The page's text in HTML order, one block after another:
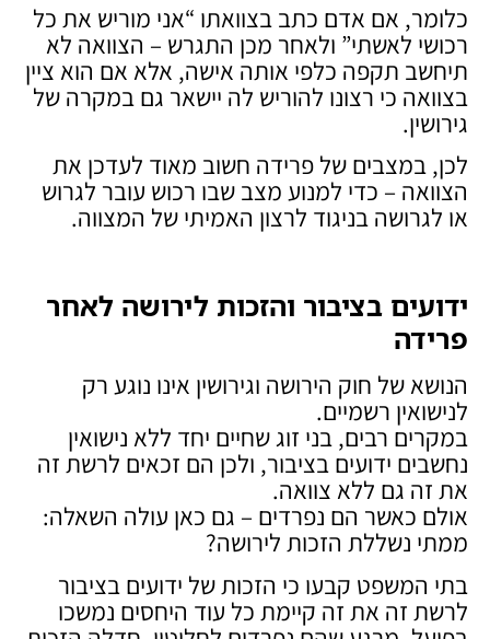
כלומר, אם אדם כתב בצוואתו “אני מוריש את כל
רכושי לאשתי” ולאחר מכן התגרש – הצוואה לא
תיחשב תקפה כלפי אותה אישה, אלא אם הוא ציין
בצוואה כי רצונו להוריש לה יישאר גם במקרה של
גירושין.
לכן, במצבים של פרידה חשוב מאוד לעדכן את
הצוואה – כדי למנוע מצב שבו רכוש עובר לגרוש
או לגרושה בניגוד לרצון האמיתי של המצווה.
ידועים בציבור והזכות לירושה לאחר
פרידה
הנושא של חוק הירושה וגירושין אינו נוגע רק
לנישואין רשמיים.
במקרים רבים, בני זוג שחיים יחד ללא נישואין
נחשבים ידועים בציבור, ולכן הם זכאים לרשת זה
את זה גם ללא צוואה.
אולם כאשר הם נפרדים – גם כאן עולה השאלה:
ממתי נשללת הזכות לירושה?
בתי המשפט קבעו כי הזכות של ידועים בציבור
לרשת זה את זה קיימת כל עוד היחסים נמשכו